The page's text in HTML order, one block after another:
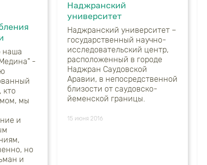
наша
-
кто
мы
и
но
и
Наджранский
университет
Наджранский университет –
государственный научно-
исследовательский центр,
расположенный в городе
Наджран Саудовской
Аравии, в непосредственной
близости от саудовско-
йеменской границы.
15 июня 2016